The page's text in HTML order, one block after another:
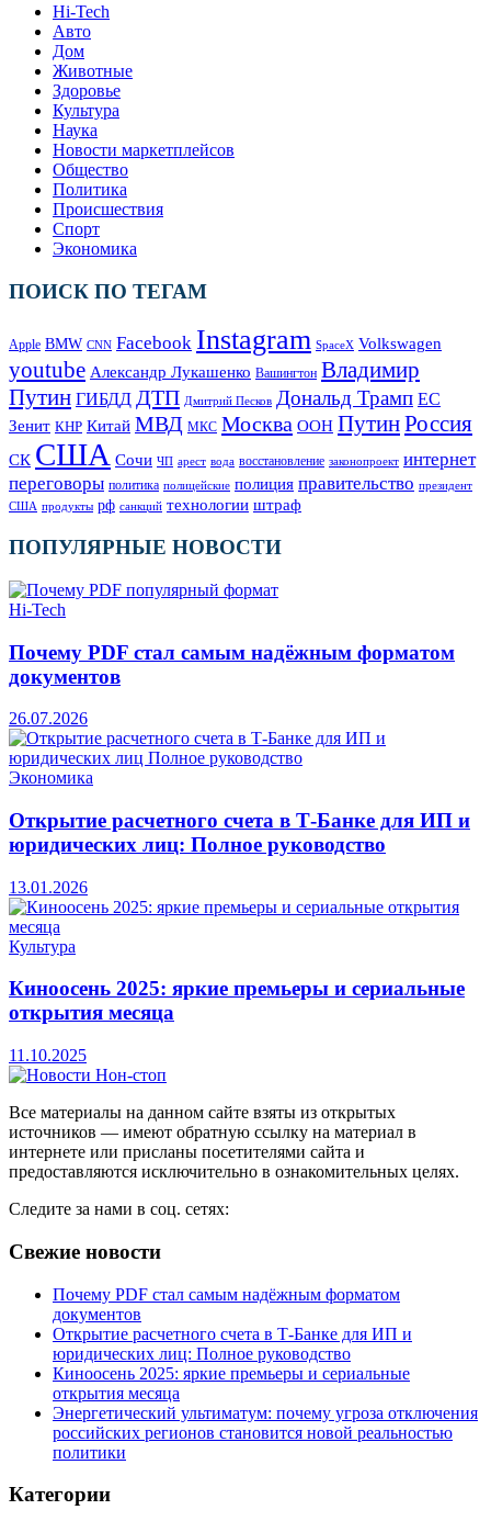
Hi-Tech
Авто
Дом
Животные
Здоровье
Культура
Наука
Новости маркетплейсов
Общество
Политика
Происшествия
Спорт
Экономика
ПОИСК ПО ТЕГАМ
Apple BMW CNN Facebook Instagram SpaceX Volkswagen
youtube Александр Лукашенко Вашингтон Владимир
Путин ГИБДД ДТП Дмитрий Песков Дональд Трамп ЕС
Зенит КНР Китай МВД МКС Москва ООН ПутинРоссия
СК США Сочи ЧП арест вода восстановление законопроект интернет
переговоры политика полицейские полиция правительство президент
США продукты рф санкций технологии штраф
ПОПУЛЯРНЫЕ НОВОСТИ
Hi-Tech
Почему PDF стал самым надёжным форматом
документов
26.07.2026
Экономика
Открытие расчетного счета в Т-Банке для ИП и
юридических лиц: Полное руководство
13.01.2026
Культура
Киноосень 2025: яркие премьеры и сериальные
открытия месяца
11.10.2025
Все материалы на данном сайте взяты из открытых
источников — имеют обратную ссылку на материал в
интернете или присланы посетителями сайта и
предоставляются исключительно в ознакомительных целях.
Следите за нами в соц. сетях:
Свежие новости
Почему PDF стал самым надёжным форматом
документов
Открытие расчетного счета в Т-Банке для ИП и
юридических лиц: Полное руководство
Киноосень 2025: яркие премьеры и сериальные
открытия месяца
Энергетический ультиматум: почему угроза отключения
российских регионов становится новой реальностью
политики
Категории